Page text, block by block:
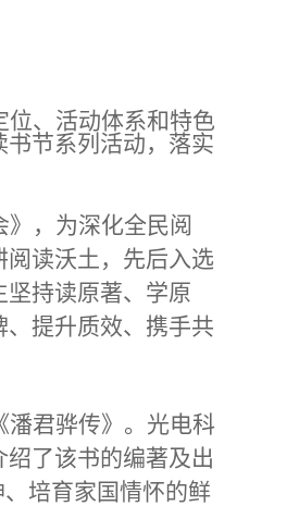
位、活动体系和特色
节系列活动，落实
，为深化全民阅
读沃土，先后入选
持读原著、学原
提升质效、携手共
君骅传》。光电科
了该书的编著及出
培育家国情怀的鲜